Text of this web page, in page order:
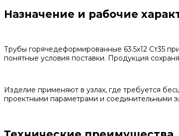
Назначение и рабочие
Трубы горячедеформированные 63.5х12 Ст35
понятные условия поставки. Продукция
Изделие применяют в узлах, где требуется
проектными параметрами и соединительными